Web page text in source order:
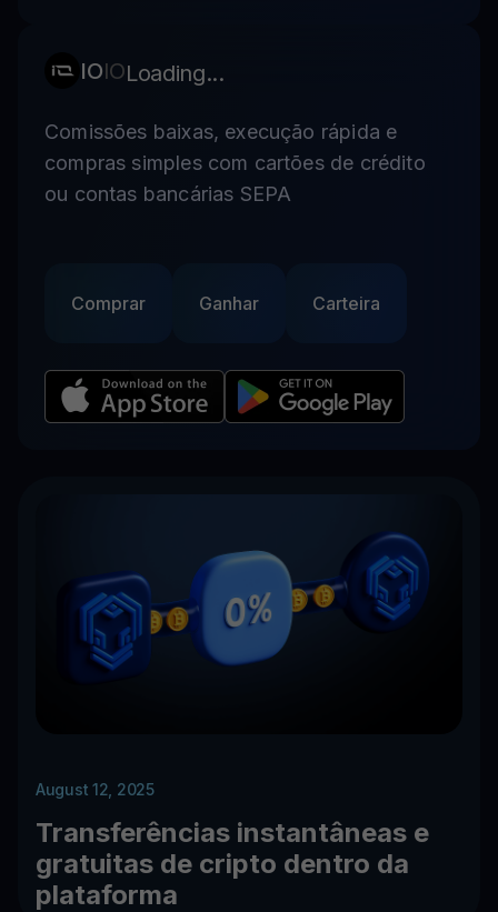
IOIOLoading...
Comissões baixas, execução rápida e
compras simples com cartões de crédito
ou contas bancárias SEPA
Comprar Ganhar Carteira
August 12, 2025
Transferências instantâneas e
gratuitas de cripto dentro da
plataforma